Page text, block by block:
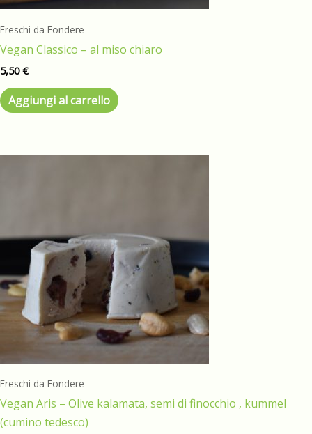
Freschi da Fondere
Vegan Classico – al miso chiaro
5,50€
Aggiungi al carrello
Freschi da Fondere
Vegan Aris – Olive kalamata, semi di finocchio , kummel
(cumino tedesco)